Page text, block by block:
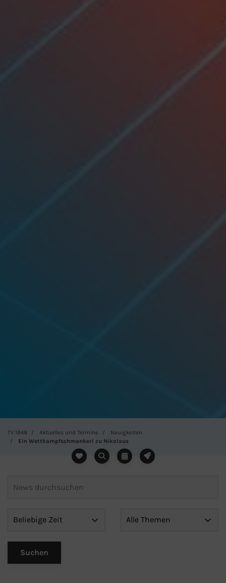
TV 1848 Aktuelles und Termine
Neuigkeiten
Ein Wettkampfschmankerl zu Nikolaus